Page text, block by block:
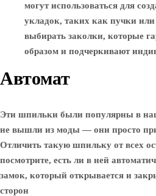
могут использоваться для
укладок, таких как пучки
выбирать заколки, которые
образом и подчеркивают
Автомат
Эти шпильки были популярны в
не вышли из моды — они просто
Отличить такую ​​шпильку от всех
посмотрите, есть ли в ней
замок, который открывается и
сторон